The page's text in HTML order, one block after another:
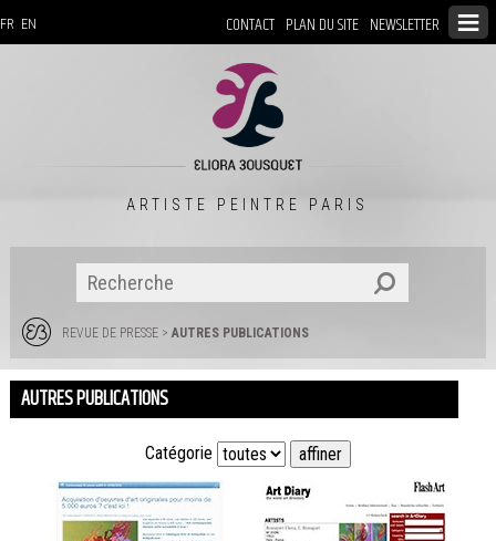
CONTACT PLAN DU SITE NEWSLETTER
FR EN
ARTISTE PEINTRE PARIS
REVUE DE PRESSE> AUTRES PUBLICATIONS
AUTRES PUBLICATIONS
Catégorie